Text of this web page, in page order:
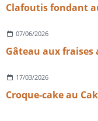
Clafoutis fondant
07/06/2026
Gâteau aux fraises
17/03/2026